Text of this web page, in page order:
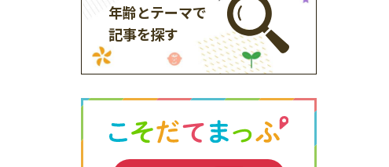
年齢とテーマで
記事を探す